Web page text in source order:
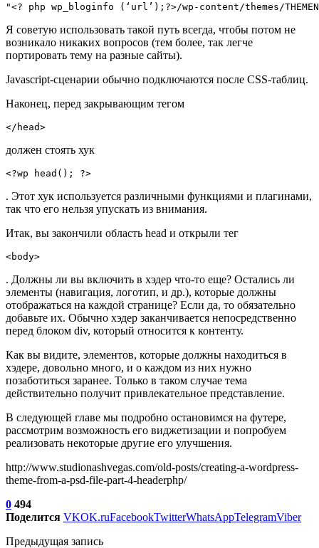
"<? php wp_bloginfo (‘url’);?>/wp-content/themes/
Я советую использовать такой путь всегда, чтобы потом не
возникало никаких вопросов (тем более, так легче
портировать тему на разные сайты).
Javascript-сценарии обычно подключаются после CSS-таблиц.
Наконец, перед закрывающим тегом
</head>
должен стоять хук
<?wp head(); ?>
. Этот хук используется различными функциями и плагинами,
так что его нельзя упускать из внимания.
Итак, вы закончили область head и открыли тег
<body>
. Должны ли вы включить в хэдер что-то еще? Остались ли
элементы (навигация, логотип, и др.), которые должны
отображаться на каждой странице? Если да, то обязательно
добавьте их. Обычно хэдер заканчивается непосредственно
перед блоком div, который относится к контенту.
Как вы видите, элементов, которые должны находиться в
хэдере, довольно много, и о каждом из них нужно
позаботиться заранее. Только в таком случае тема
действительно получит привлекательное представление.
В следующей главе мы подробно остановимся на футере,
рассмотрим возможность его виджетизации и попробуем
реализовать некоторые другие его улучшения.
http://www.studionashvegas.com/old-posts/creating-a-wordpress-
theme-from-a-psd-file-part-4-headerphp/
0 494
Поделится VKOK.ruFacebookTwitterWhatsAppTelegramViber
Предыдущая запись